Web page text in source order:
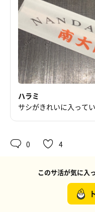
ハラミ
サシがきれいに入って
0 4
このサ活が気に入